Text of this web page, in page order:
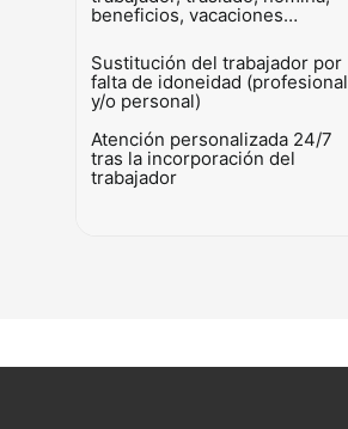
beneficios, vacaciones…
Sustitución del trabajador por
falta de idoneidad (profesional
y/o personal)
Atención personalizada 24/7
tras la incorporación del
trabajador